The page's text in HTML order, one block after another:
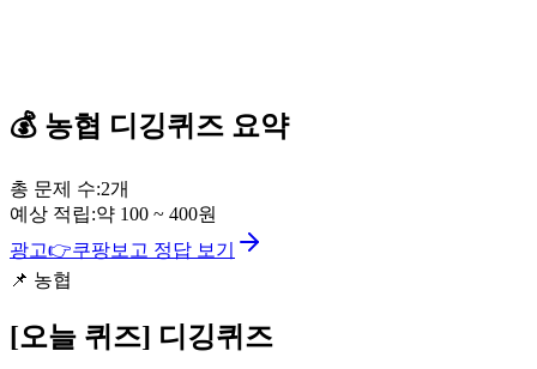
💰 농협 디깅퀴즈 요약
총 문제 수:2개
예상 적립:약 100 ~ 400원
광고👉쿠팡보고 정답 보기
📌 농협
[오늘 퀴즈] 디깅퀴즈